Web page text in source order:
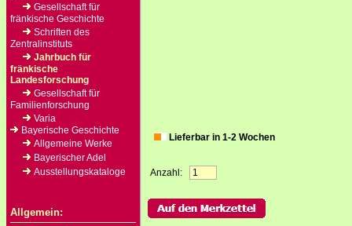
Gesellschaft für
fränkische Geschichte
Schriften des
Zentralinstituts
Jahrbuch für
fränkische
Landesforschung
Gesellschaft für
Familienforschung
Varia
Bayerische Geschichte
Allgemeine Werke
Bayerischer Adel
Ausstellungskataloge
Allgemein:
Lieferbar in 1-2 Wochen
Anzahl: